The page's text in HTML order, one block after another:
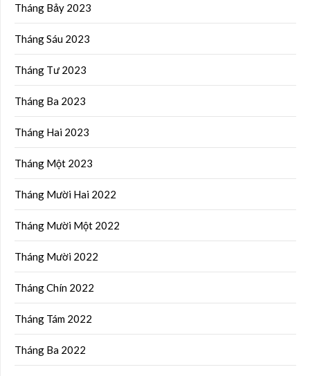
Tháng Bảy 2023
Tháng Sáu 2023
Tháng Tư 2023
Tháng Ba 2023
Tháng Hai 2023
Tháng Một 2023
Tháng Mười Hai 2022
Tháng Mười Một 2022
Tháng Mười 2022
Tháng Chín 2022
Tháng Tám 2022
Tháng Ba 2022